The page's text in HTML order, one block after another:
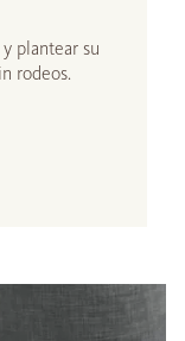
plantear su
rodeos.